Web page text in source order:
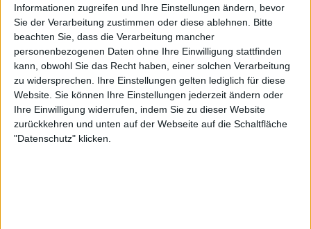
Informationen zugreifen und Ihre Einstellungen ändern, bevor
Sie der Verarbeitung zustimmen oder diese ablehnen. Bitte
beachten Sie, dass die Verarbeitung mancher
personenbezogenen Daten ohne Ihre Einwilligung stattfinden
kann, obwohl Sie das Recht haben, einer solchen Verarbeitung
zu widersprechen. Ihre Einstellungen gelten lediglich für diese
Website. Sie können Ihre Einstellungen jederzeit ändern oder
Ihre Einwilligung widerrufen, indem Sie zu dieser Website
zurückkehren und unten auf der Webseite auf die Schaltfläche
"Datenschutz" klicken.
Opfer, die ihr gebracht habt, um mir zu ermöglichen,
meine Träume zu verwirklichen und der zu werden,
der ich heute bin. I love you."
Weiterlesen
Die größten Rücktritte der
Tennissaison 2024: Rafael Nadal,
Andy Murray, Angelique Kerber